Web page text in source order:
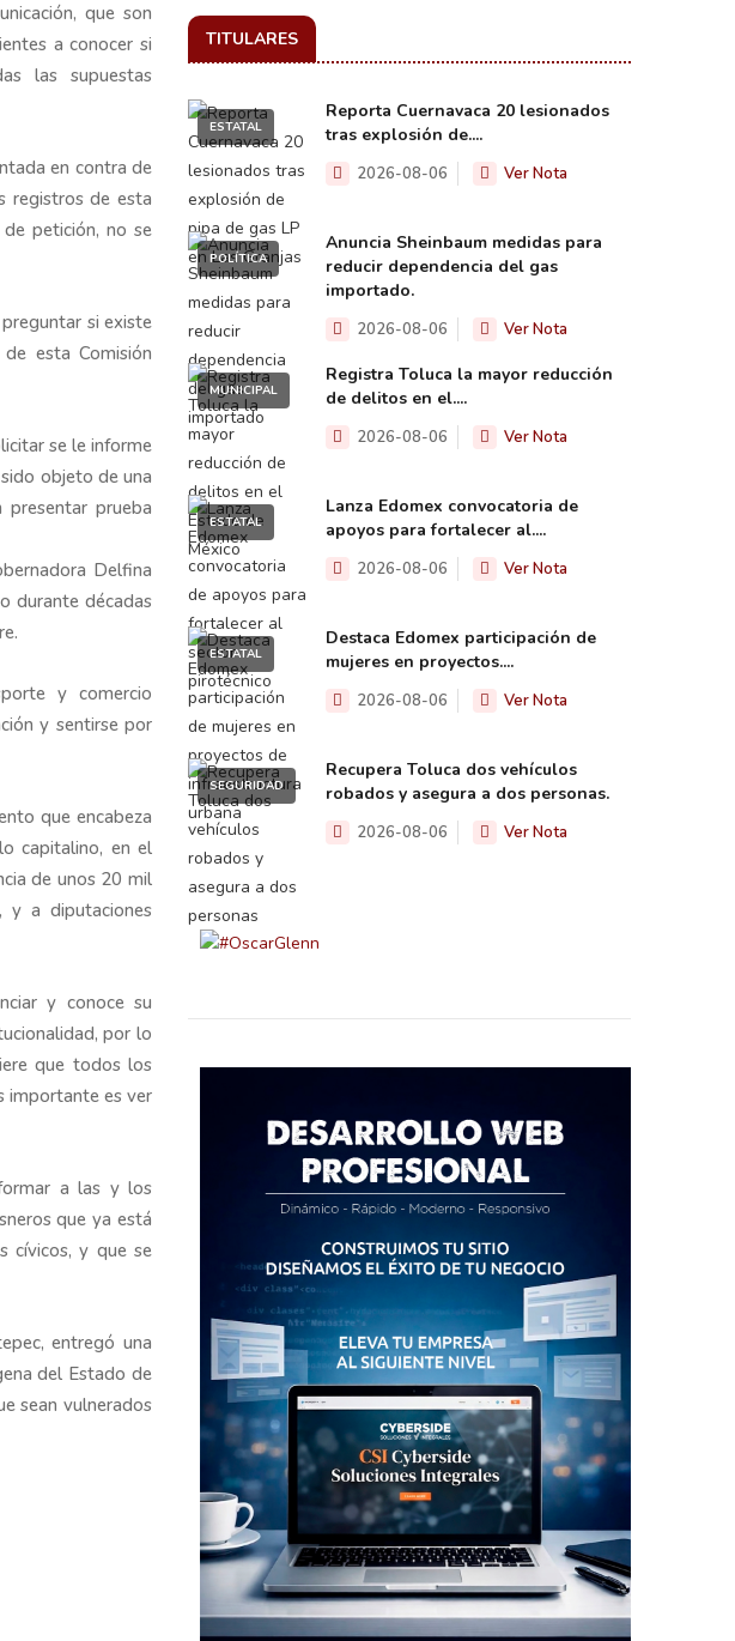
que son
a conocer si
las supuestas
en contra de
registros de esta
petición, no se
si existe
esta Comisión
se le informe
objeto de una
prueba
Delfina
durante décadas
y comercio
y sentirse por
que encabeza
capitalino, en el
de unos 20 mil
y a diputaciones
y conoce su
por lo
que todos los
importante es ver
a las y los
que ya está
cívicos, y que se
entregó una
del Estado de
sean vulnerados
TITULARES
ESTATAL
Reporta Cuernavaca 20 lesionados
tras explosión de....
2026-08-06 Ver Nota
POLÍTICA
Anuncia Sheinbaum medidas para
reducir dependencia del gas
importado.
2026-08-06 Ver Nota
MUNICIPAL
Registra Toluca la mayor reducción
de delitos en el....
2026-08-06 Ver Nota
ESTATAL
Lanza Edomex convocatoria de
apoyos para fortalecer al....
2026-08-06 Ver Nota
ESTATAL
Destaca Edomex participación de
mujeres en proyectos....
2026-08-06 Ver Nota
SEGURIDAD
Recupera Toluca dos vehículos
robados y asegura a dos personas.
2026-08-06 Ver Nota